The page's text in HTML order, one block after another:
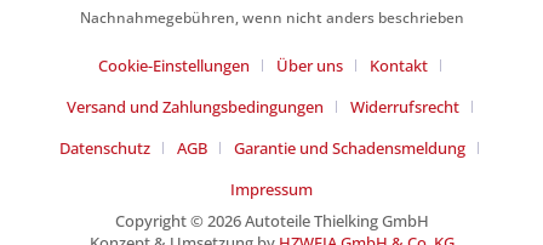
Nachnahmegebühren, wenn nicht anders beschrieben
Cookie-Einstellungen Über uns
Kontakt
Versand und Zahlungsbedingungen
Widerrufsrecht
Datenschutz
AGB
Garantie und Schadensmeldung
Impressum
Copyright © 2026 Autoteile Thielking GmbH